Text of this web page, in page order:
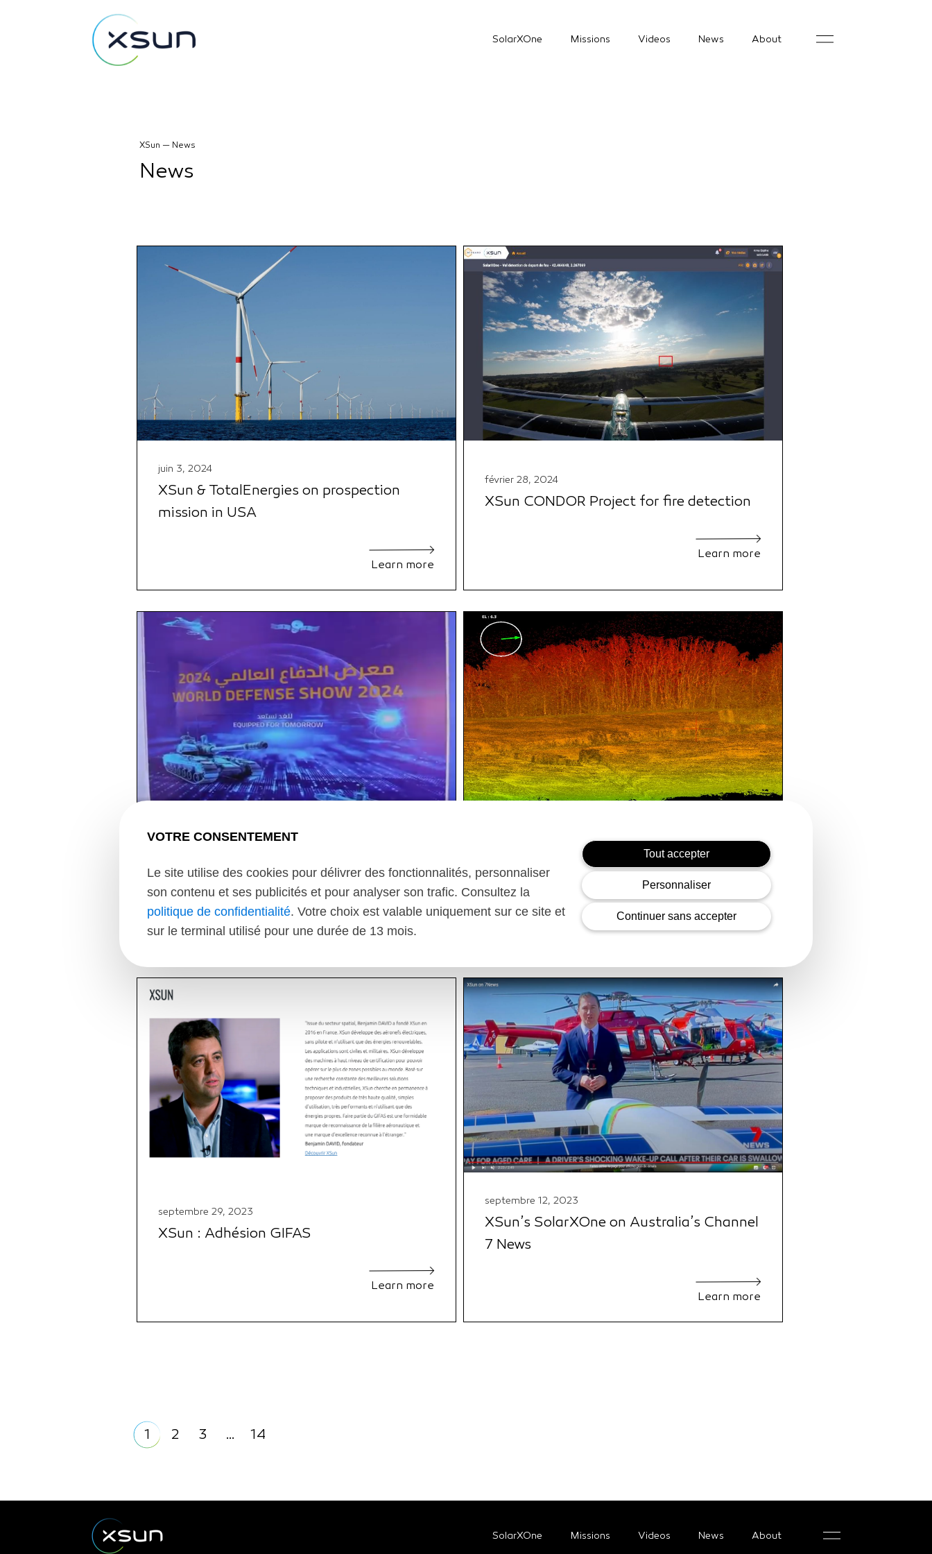
SolarXOne Missions Videos News About
XSun — News
News
juin 3, 2024
XSun & TotalEnergies on prospection
mission in USA
Learn more
février 28, 2024
XSun CONDOR Project for fire detection
Learn more
février 13, 2024
2024
Learn more
XSun SKOLL3 Lidar Aerial Acquisition
Learn more
septembre 29, 2023
XSun : Adhésion GIFAS
Learn more
septembre 12, 2023
XSun’s SolarXOne on Australia’s Channel
7 News
Learn more
1 2 3 … 14
SolarXOne Missions Videos News About
VOTRE CONSENTEMENT
Le site utilise des cookies pour délivrer des fonctionnalités, personnaliser
son contenu et ses publicités et pour analyser son trafic. Consultez la
politique de confidentialité. Votre choix est valable uniquement sur ce site et
sur le terminal utilisé pour une durée de 13 mois.
Tout accepter
Personnaliser
Continuer sans accepter